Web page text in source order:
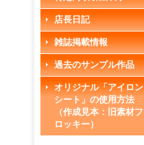
店長日記
雑誌掲載情報
過去のサンプル作品
オリジナル「アイロン
シート」の使用方法
（作成見本：旧素材フ
ロッキー）